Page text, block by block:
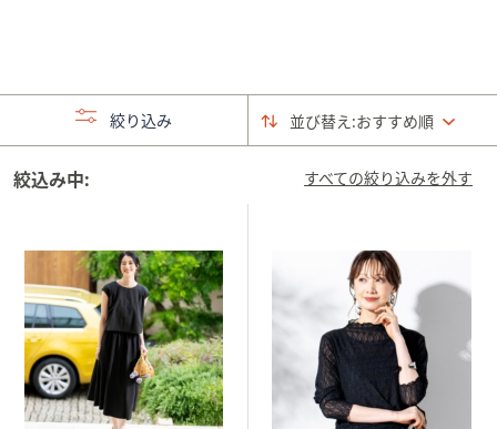
デ
イ
ス
右
に
ス
ワ
イ
プ
し
並び替え:おすすめ順
絞り込み
すべての絞り込みを外す
絞込み中: